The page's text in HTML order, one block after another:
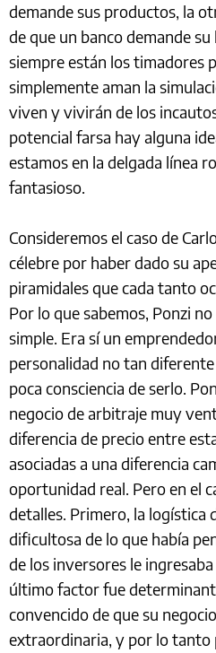
demande sus productos, la
de que un banco demande
siempre están los timadores
simplemente aman la
viven y vivirán de los
potencial farsa hay alguna
estamos en la delgada línea
fantasioso.
Consideremos el caso de
célebre por haber dado su
piramidales que cada tanto
Por lo que sabemos, Ponzi
simple. Era sí un
personalidad no tan
poca consciencia de serlo.
negocio de arbitraje muy
diferencia de precio entre
asociadas a una diferencia
oportunidad real. Pero en el
detalles. Primero, la logística
dificultosa de lo que había
de los inversores le
último factor fue
convencido de que su
extraordinaria, y por lo tanto